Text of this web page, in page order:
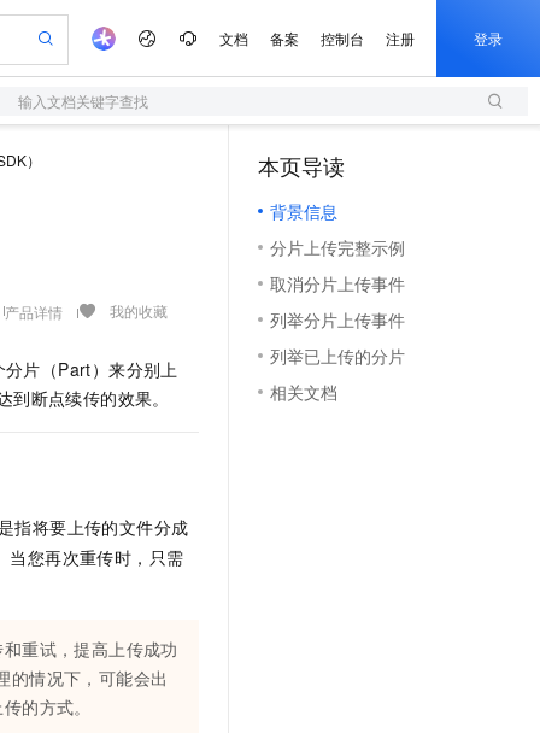
文档 备案 控制台 注册 登录
输入文档关键字查找
）
产品详情 我的收藏
片（Part）来分别上
到断点续传的效果。
指将要上传的文件分成
当您再次重传时，只需
重试，提高上传成功
的情况下，可能会出
的方式。
本页导读
背景信息
分片上传完整示例
取消分片上传事件
列举分片上传事件
列举已上传的分片
相关文档
平台百炼
频生成
1.1-T2V
腻的高质量视频
文戏情感细腻自然，动作戏激烈拳拳到肉，实现更强表演能力
语音识别与合成
Qwen3-TTS-Flash
用
能体编程平台
能体编程平台
轻量应用服务器
数字证书管理服务（原SSL证书）
实现全站HTTPS，呈现可信的WEB访问
短信服务
大数据开发治理平台 DataWorks
通过阿里云百炼高效搭建AI应用,助力高效开发
企业门户网站
Agency Agents：拥有专属领域专家
HappyHorse 打造一站式影视创作平台
漫剧工坊：一站式动画创作平台
快速生产连贯的高质量长漫剧
10 分钟搭建微信、支付宝小程序
生成，高效打造优质广告素材
别商机，让客服更高效、服务更出色。
AI 活动
AI 生产力先锋
先锋实践拓展 AI 生产力的边界
飞天发布时刻
所见，即是所愿
AI 实训营
从基础到进阶，Agent 创客手把手教你
阿里云 OPC 创新助力计划
Token 补贴，五大权
益加速 OPC 成功
专业服务
公司注册
上云迁移
代维服务
计划
Cloud ISV 合作
服务伙伴合作计划
Al MaaS 服务伙伴赋能合作
伙伴信用分合作计划
更多支持
合作伙伴培训与认证
查询合作伙伴
开发者社区
镜像站
我要反馈
加入我们
校园招聘